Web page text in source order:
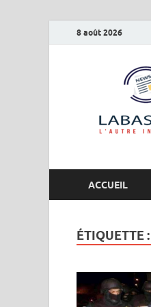
8 août 2026
ACCUEIL
ÉTIQUETTE :